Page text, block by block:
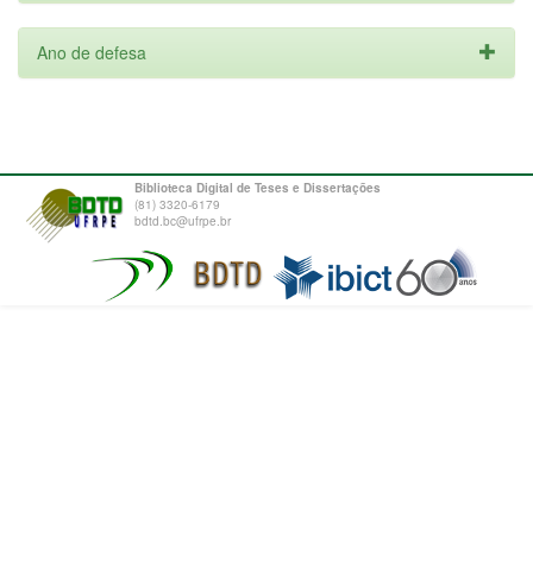
Ano de defesa
Biblioteca Digital de Teses e Dissertações
(81) 3320-6179
bdtd.bc@ufrpe.br